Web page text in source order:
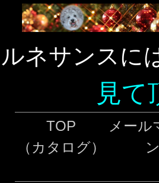
ルネサンスに
見
TOP
（カタログ）
メール
ン